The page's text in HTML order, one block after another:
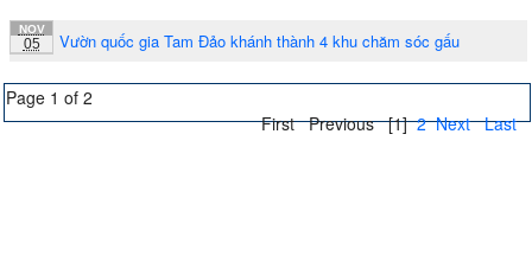
NOV
05 Vườn quốc gia Tam Đảo khánh thành 4 khu chăm sóc gấu
Page 1 of 2
First Previous [1] 2 Next Last